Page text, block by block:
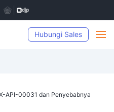
Hubungi Sales
API-00031 dan Penyebabnya